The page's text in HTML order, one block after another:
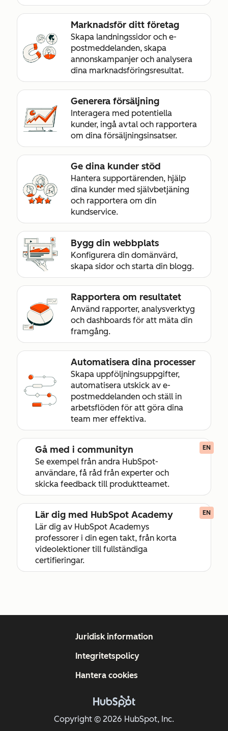
Marknadsför ditt företag
Skapa landningssidor och e-
postmeddelanden, skapa
annonskampanjer och analysera
dina marknadsföringsresultat.
Generera försäljning
Interagera med potentiella
kunder, ingå avtal och rapportera
om dina försäljningsinsatser.
Ge dina kunder stöd
Hantera supportärenden, hjälp
dina kunder med självbetjäning
och rapportera om din
kundservice.
Bygg din webbplats
Konfigurera din domänvärd,
skapa sidor och starta din blogg.
Rapportera om resultatet
Använd rapporter, analysverktyg
och dashboards för att mäta din
framgång.
Automatisera dina processer
Skapa uppföljningsuppgifter,
automatisera utskick av e-
postmeddelanden och ställ in
arbetsflöden för att göra dina
team mer effektiva.
EN
Gå med i communityn
Se exempel från andra HubSpot-
användare, få råd från experter och
skicka feedback till produktteamet.
EN
Lär dig med HubSpot Academy
Lär dig av HubSpot Academys
professorer i din egen takt, från korta
videolektioner till fullständiga
certifieringar.
Copyright © 2026 HubSpot, Inc.
Juridisk information
Integritetspolicy
Hantera cookies